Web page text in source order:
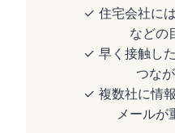
✓ 住宅会社に
などの
✓ 早く接触し
つな
✓ 複数社に情
メールが